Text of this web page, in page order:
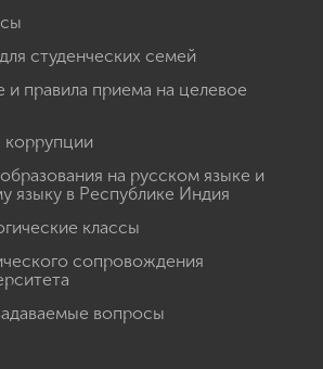
студенческих семей
и правила приема на целевое
на русском языке и
языку в Республике Индия
классы
сопровождения
вопросы